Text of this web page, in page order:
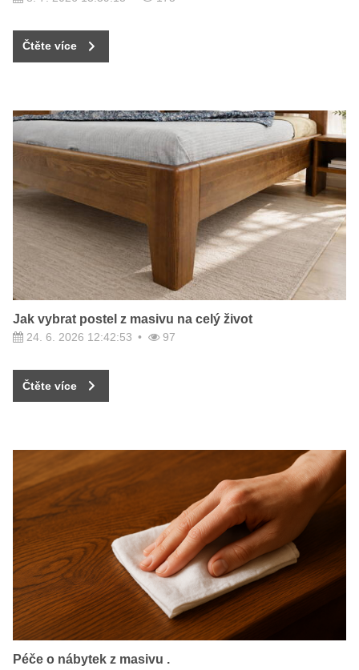
Čtěte více
Jak vybrat postel z masivu na celý život
24. 6. 2026 12:42:53 97
Čtěte více
Péče o nábytek z masivu .